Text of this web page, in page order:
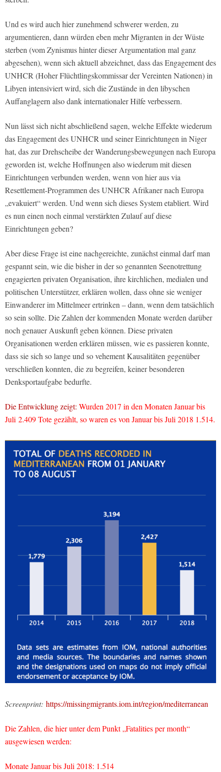
Und es wird auch hier zunehmend schwerer werden, zu
argumentieren, dann würden eben mehr Migranten in der Wüste
sterben (vom Zynismus hinter dieser Argumentation mal ganz
abgesehen), wenn sich aktuell abzeichnet, dass das Engagement des
UNHCR (Hoher Flüchtlingskommissar der Vereinten Nationen) in
Libyen intensiviert wird, sich die Zustände in den libyschen
Auffanglagern also dank internationaler Hilfe verbessern.
Nun lässt sich nicht abschließend sagen, welche Effekte wiederum
das Engagement des UNHCR und seiner Einrichtungen in Niger
hat, das zur Drehscheibe der Wanderungsbewegungen nach Europa
geworden ist, welche Hoffnungen also wiederum mit diesen
Einrichtungen verbunden werden, wenn von hier aus via
Resettlement-Programmen des UNHCR Afrikaner nach Europa
„evakuiert“ werden. Und wenn sich dieses System etabliert. Wird
es nun einen noch einmal verstärkten Zulauf auf diese
Einrichtungen geben?
Aber diese Frage ist eine nachgereichte, zunächst einmal darf man
gespannt sein, wie die bisher in der so genannten Seenotrettung
engagierten privaten Organisation, ihre kirchlichen, medialen und
politischen Unterstützer, erklären wollen, dass ohne sie weniger
Einwanderer im Mittelmeer ertrinken – dann, wenn dem tatsächlich
so sein sollte. Die Zahlen der kommenden Monate werden darüber
noch genauer Auskunft geben können. Diese privaten
Organisationen werden erklären müssen, wie es passieren konnte,
dass sie sich so lange und so vehement Kausalitäten gegenüber
verschließen konnten, die zu begreifen, keiner besonderen
Denksportaufgabe bedurfte.
Die Entwicklung zeigt: Wurden 2017 in den Monaten Januar bis
Juli 2.409 Tote gezählt, so waren es von Januar bis Juli 2018 1.514.
Screenprint: https://missingmigrants.iom.int/region/mediterranean
Die Zahlen, die hier unter dem Punkt „Fatalities per month“
ausgewiesen werden:
Monate Januar bis Juli 2018: 1.514